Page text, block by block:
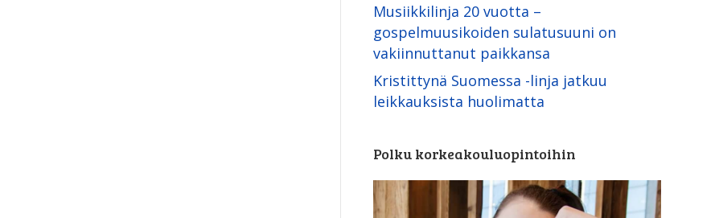
Musiikkilinja 20 vuotta –
gospelmuusikoiden sulatusuuni on
vakiinnuttanut paikkansa
Kristittynä Suomessa -linja ­jatkuu
leikkauksista huolimatta
Polku korkeakouluopintoihin